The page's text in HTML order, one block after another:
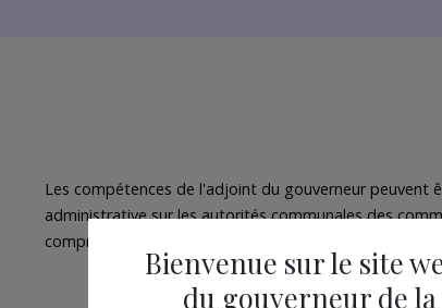
Les compétences de l'adjoint du gouverneur peuvent
administrative sur les autorités communales des
compris la médiation et les demandes d’avis ou
Bienvenue sur le site
du gouverneur de